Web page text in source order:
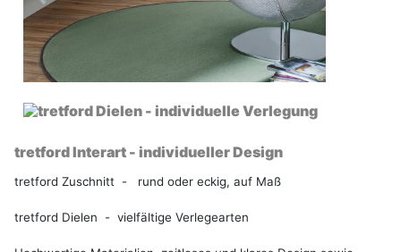
tretford Interart - individueller Design
tretford Zuschnitt - rund oder eckig, auf Maß
tretford Dielen - vielfältige Verlegearten